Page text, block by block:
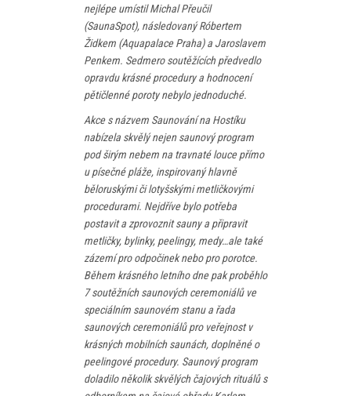
nejlépe umístil Michal Přeučil
(SaunaSpot), následovaný Róbertem
Židkem (Aquapalace Praha) a Jaroslavem
Penkem. Sedmero soutěžících předvedlo
opravdu krásné procedury a hodnocení
pětičlenné poroty nebylo jednoduché.
Akce s názvem Saunování na Hostíku
nabízela skvělý nejen saunový program
pod širým nebem na travnaté louce přímo
u písečné pláže, inspirovaný hlavně
běloruskými či lotyšskými metličkovými
procedurami. Nejdříve bylo potřeba
postavit a zprovoznit sauny a připravit
metličky, bylinky, peelingy, medy…ale také
zázemí pro odpočinek nebo pro porotce.
Během krásného letního dne pak proběhlo
7 soutěžních saunových ceremoniálů ve
speciálním saunovém stanu a řada
saunových ceremoniálů pro veřejnost v
krásných mobilních saunách, doplněné o
peelingové procedury. Saunový program
doladilo několik skvělých čajových rituálů s